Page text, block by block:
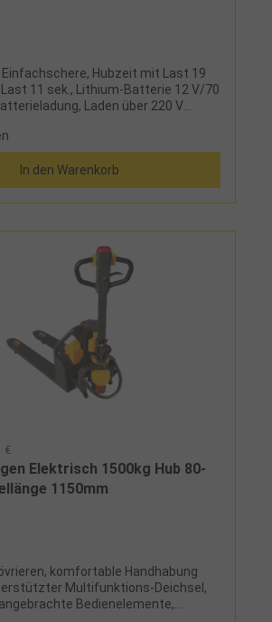
Hubzeit mit Last 19
11 sek., Lithium-Batterie 12 V/70
Laden über 220 V
In den Warenkorb
€
Elektrisch 1500kg Hub 80-
1150mm
komfortable Handhabung
Multifunktions-Deichsel,
Bedienelemente,